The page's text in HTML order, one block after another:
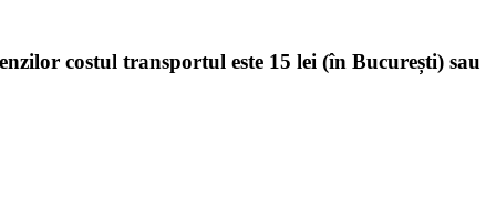
costul transportul este 15 lei (în București) sau